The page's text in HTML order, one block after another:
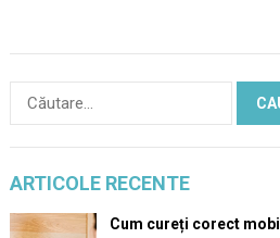
Caută
ARTICOLE RECENTE
Cum cureți corect